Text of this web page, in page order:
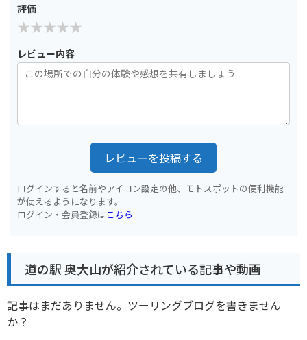
評価
レビュー内容
レビューを投稿する
ログインすると名前やアイコン設定の他、モトスポットの便利機能
が使えるようになります。
ログイン・会員登録はこちら
道の駅 奥大山が紹介されている記事や動画
記事はまだありません。ツーリングブログを書きません
か？